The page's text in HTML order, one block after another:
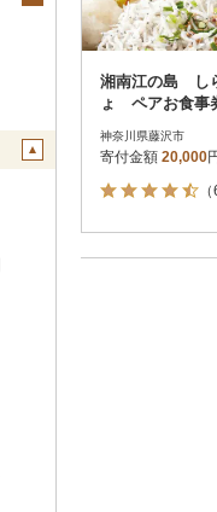
au PAY（au
d払い
金融機関
湘南江の島 し
ょ ペアお食事
神奈川県藤沢市
寄付金額 20,000